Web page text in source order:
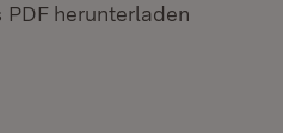
PDF herunterladen